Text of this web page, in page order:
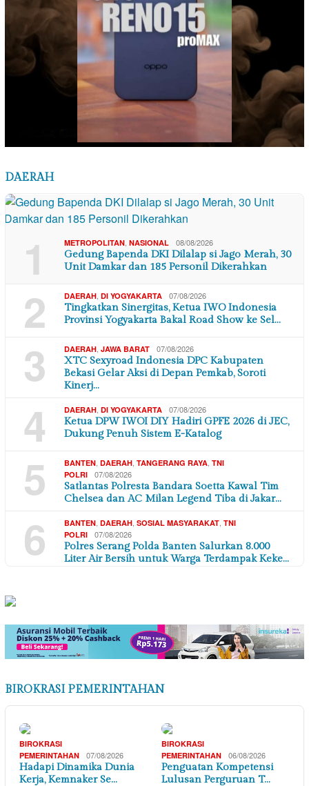
DAERAH
1 METROPOLITAN NASIONAL 08/08/2026
Gedung Bapenda DKI Dilalap si Jago Merah, 30
Unit Damkar dan 185 Personil Dikerahkan
2 DAERAH DI YOGYAKARTA 07/08/2026
Tingkatkan Sinergitas, Ketua IWO Indonesia
Provinsi Yogyakarta Bakal Road Show ke Sel…
3 DAERAH JAWA BARAT 07/08/2026
XTC Sexyroad Indonesia DPC Kabupaten
Bekasi Gelar Aksi di Depan Pemkab, Soroti
Kinerj…
4 DAERAH DI YOGYAKARTA 07/08/2026
Ketua DPW IWOI DIY Hadiri GPFE 2026 di JEC,
Dukung Penuh Sistem E-Katalog
5 BANTEN DAERAH TANGERANG RAYA TNI
POLRI
07/08/2026
Satlantas Polresta Bandara Soetta Kawal Tim
Chelsea dan AC Milan Legend Tiba di Jakar…
6 BANTEN DAERAH SOSIAL MASYARAKAT TNI
POLRI
07/08/2026
Polres Serang Polda Banten Salurkan 8.000
Liter Air Bersih untuk Warga Terdampak Keke…
BIROKRASI PEMERINTAHAN
BIROKRASI
PEMERINTAHAN
07/08/2026
Hadapi Dinamika Dunia
Kerja, Kemnaker Se…
BIROKRASI
PEMERINTAHAN
06/08/2026
Penguatan Kompetensi
Lulusan Perguruan T…